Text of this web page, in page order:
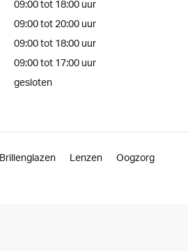
09:00 tot 18:00 uur
09:00 tot 20:00 uur
09:00 tot 18:00 uur
09:00 tot 17:00 uur
gesloten
Brillenglazen Lenzen
Oogzorg